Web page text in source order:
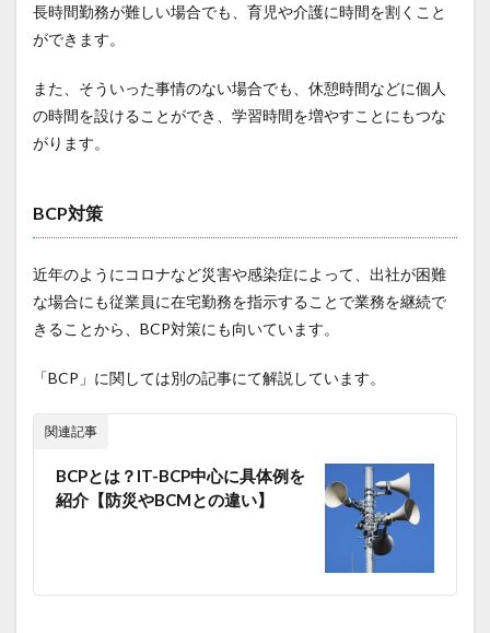
長時間勤務が難しい場合でも、育児や介護に時間を割くこと
ができます。
また、そういった事情のない場合でも、休憩時間などに個人
の時間を設けることができ、学習時間を増やすことにもつな
がります。
BCP対策
近年のようにコロナなど災害や感染症によって、出社が困難
な場合にも従業員に在宅勤務を指示することで業務を継続で
きることから、BCP対策にも向いています。
「BCP」に関しては別の記事にて解説しています。
関連記事
BCPとは？IT-BCP中心に具体例を
紹介【防災やBCMとの違い】